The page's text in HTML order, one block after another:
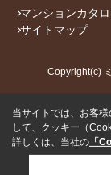
マンションカタ
サイトマップ
Copyright(c)
当サイトでは、お客
して、クッキー（
詳しくは、当社の 「